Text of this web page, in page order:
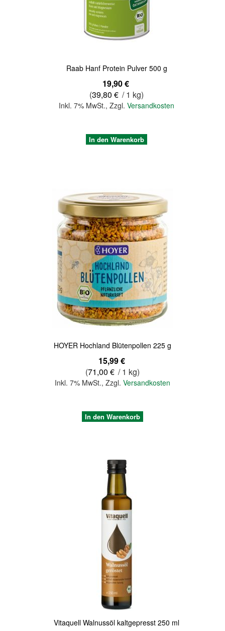
Raab Hanf Protein Pulver 500 g
19,90 €
(39,80 € / 1 kg)
Inkl. 7% MwSt.,Zzgl.Versandkosten
In den Warenkorb
HOYER Hochland Blütenpollen 225 g
15,99 €
(71,00 € / 1 kg)
Inkl. 7% MwSt., Zzgl. Versandkosten
In den Warenkorb
Vitaquell Walnussöl kaltgepresst 250 ml